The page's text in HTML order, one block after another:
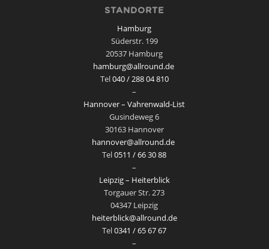
STANDORTE
Hamburg
Süderstr. 199
20537 Hamburg
hamburg@allround.de
Tel040 / 288 04 810
–
Hannover – Vahrenwald-List
Gusindeweg 6
30163 Hannover
hannover@allround.de
Tel0511 / 66 30 88
–
Leipzig – Heiterblick
Torgauer Str. 273
04347 Leipzig
heiterblick@allround.de
Tel0341 / 65 67 67
–